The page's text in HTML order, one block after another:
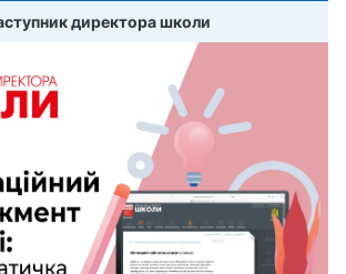
директора школи